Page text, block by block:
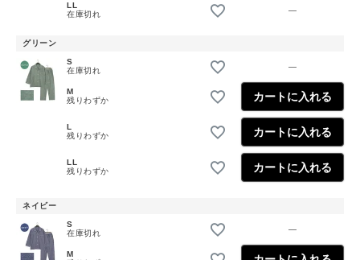
LL
在庫切れ
—
グリーン
S
在庫切れ
—
M
残りわずか
カートに入れる
L
残りわずか
カートに入れる
LL
残りわずか
カートに入れる
ネイビー
S
在庫切れ
—
M